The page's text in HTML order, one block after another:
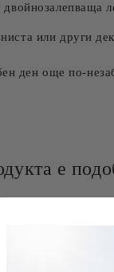
двойнозалепваща
или други
ден още по-
е